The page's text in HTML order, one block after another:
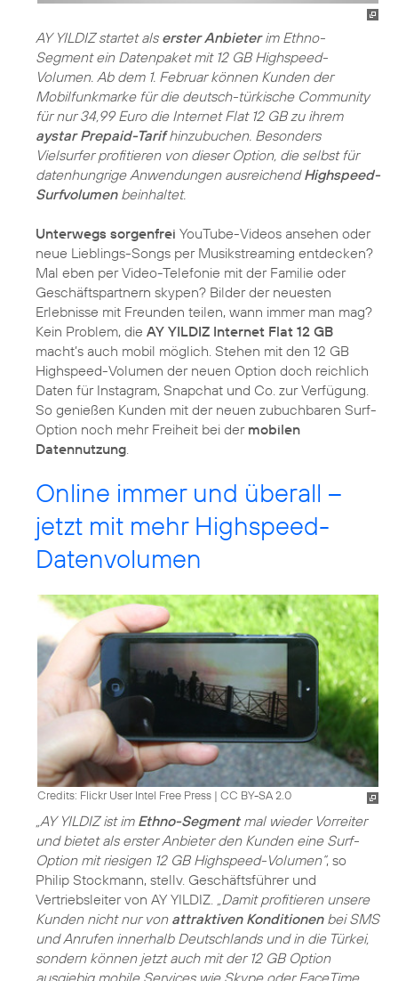
AY YILDIZ startet als erster Anbieterim Ethno-
Segment ein Datenpaket mit 12 GB Highspeed-
Volumen. Ab dem 1. Februar können Kunden der
Mobilfunkmarke für die deutsch-türkische Community
für nur 34,99 Euro die Internet Flat 12 GB zu ihrem
aystar Prepaid-Tarifhinzubuchen. Besonders
Vielsurfer profitieren von dieser Option, die selbst für
datenhungrige Anwendungen ausreichendHighspeed-
Surfvolumenbeinhaltet.
Unterwegs sorgenfrei YouTube-Videos ansehen oder
neue Lieblings-Songs per Musikstreaming entdecken?
Mal eben per Video-Telefonie mit der Familie oder
Geschäftspartnern skypen? Bilder der neuesten
Erlebnisse mit Freunden teilen, wann immer man mag?
Kein Problem, die AY YILDIZ Internet Flat 12 GB
macht’s auch mobil möglich. Stehen mit den 12 GB
Highspeed-Volumen der neuen Option doch reichlich
Daten für Instagram, Snapchat und Co. zur Verfügung.
So genießen Kunden mit der neuen zubuchbaren Surf-
Option noch mehr Freiheit bei der mobilen
Datennutzung
Online immer und überall –
jetzt mit mehr Highspeed-
Datenvolumen
Credits: Flickr User Intel Free Press | CC BY-SA 2.0
„AY YILDIZ ist im Ethno-Segmentmal wieder Vorreiter
und bietet als erster Anbieter den Kunden eine Surf-
Option mit riesigen 12 GB Highspeed-Volumen“, so
Philip Stockmann, stellv. Geschäftsführer und
Vertriebsleiter von AY YILDIZ. „Damit profitieren unsere
Kunden nicht nur von attraktiven Konditionenbei SMS
und Anrufen innerhalb Deutschlands und in die Türkei,
sondern können jetzt auch mit der 12 GB Option